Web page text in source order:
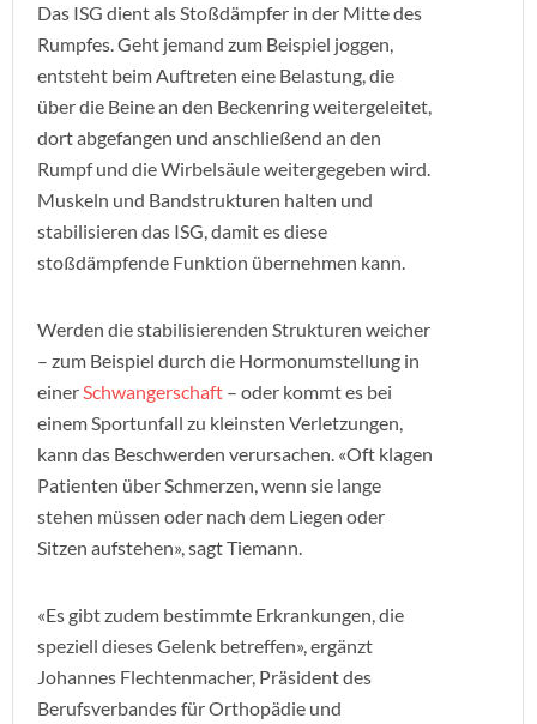
Das ISG dient als Stoßdämpfer in der Mitte des
Rumpfes. Geht jemand zum Beispiel joggen,
entsteht beim Auftreten eine Belastung, die
über die Beine an den Beckenring weitergeleitet,
dort abgefangen und anschließend an den
Rumpf und die Wirbelsäule weitergegeben wird.
Muskeln und Bandstrukturen halten und
stabilisieren das ISG, damit es diese
stoßdämpfende Funktion übernehmen kann.
Werden die stabilisierenden Strukturen weicher
– zum Beispiel durch die Hormonumstellung in
einerSchwangerschaft – oder kommt es bei
einem Sportunfall zu kleinsten Verletzungen,
kann das Beschwerden verursachen. «Oft klagen
Patienten über Schmerzen, wenn sie lange
stehen müssen oder nach dem Liegen oder
Sitzen aufstehen», sagt Tiemann.
«Es gibt zudem bestimmte Erkrankungen, die
speziell dieses Gelenk betreffen», ergänzt
Johannes Flechtenmacher, Präsident des
Berufsverbandes für Orthopädie und